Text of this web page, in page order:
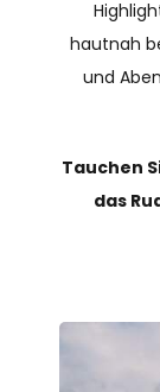
hautnah
und
Tauchen
das